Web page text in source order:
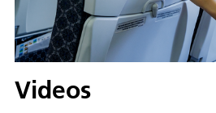
Videos